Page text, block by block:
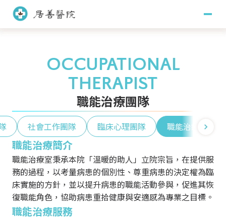
護理團隊
藥學團隊
社會工作團隊
臨床心理團隊
職能治療團隊
主治項目
門診掛號
看診須知 門診時間
就醫指南
OCCUPATIONAL
THERAPIST
職能治療團隊
社會工作團隊 臨床心理團隊 職能治療團隊
職能治療簡介
職能治療室秉承本院「溫暖的助人」立院宗旨，在提供服
務的過程，以考量病患的個別性、尊重病患的決定權為臨
床實施的方針，並以提升病患的職能活動參與，促進其恢
復職能角色，協助病患重拾健康與安適感為專業之目標。
職能治療服務